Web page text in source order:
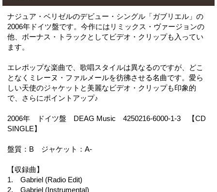
ナジュア・ベリゼルのデビュー・シングル「ガブリエル」の
2006年ドイツ盤です。今作にはリミックス・ヴァージョンの
他、ボーナス・トラックとしてビデオ・クリップも入ってい
ます。
エレポップな楽曲で、歌唱スタイルは異なるのですが、どこ
となくミレーヌ・ファルメールを彷彿させる名曲です。愛ら
しい天使のジャケットと美麗なビデオ・クリップも印象的
で、さらにポイントアップ♪
2006年 ドイツ盤 DEAG Music 4250216-6000-1-3 【CD
SINGLE】
盤質：B ジャケット：A-
【収録曲】
1. Gabriel (Radio Edit)
2. Gabriel (Instrumental)